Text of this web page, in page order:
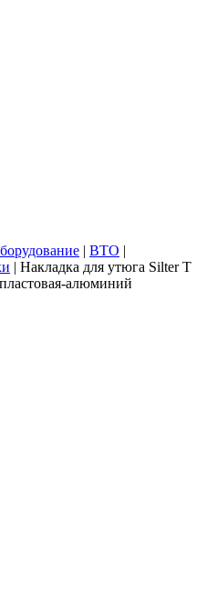
| ВТО |
| Накладка для утюга Silter Т
алюминий